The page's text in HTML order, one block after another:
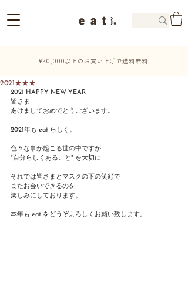
¥20,000以上のお買い上げで送料無料
2021★★★
2021 HAPPY NEW YEAR
皆さま
あけましておめでとうございます。
2021年も eat らしく。
色々な事が起こる世の中ですが
"自分らしくあること" を大切に
それでは皆さまとマスクの下の笑顔で
またお会いできるのを
楽しみにしております。
本年も eat をどうぞよろしくお願い致します。